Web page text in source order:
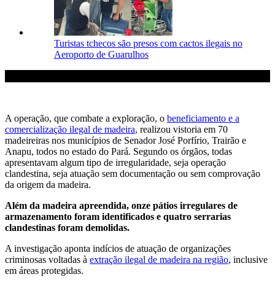
Turistas tchecos são presos com cactos ilegais no
Aeroporto de Guarulhos
A operação, que combate a exploração, o beneficiamento e a
comercialização ilegal de madeira, realizou vistoria em 70
madeireiras nos municípios de Senador José Porfírio, Trairão e
Anapu, todos no estado do Pará. Segundo os órgãos, todas
apresentavam algum tipo de irregularidade, seja operação
clandestina, seja atuação sem documentação ou sem comprovação
da origem da madeira.
Além da madeira apreendida, onze pátios irregulares de
armazenamento foram identificados e quatro serrarias
clandestinas foram demolidas.
A investigação aponta indícios de atuação de organizações
criminosas voltadas à extração ilegal de madeira na região, inclusive
em áreas protegidas.